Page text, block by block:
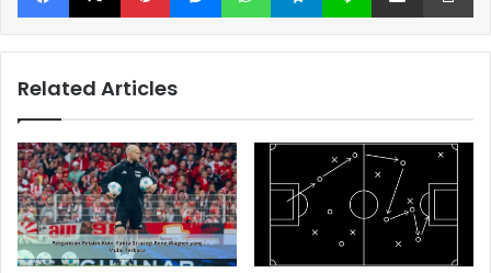
Related Articles